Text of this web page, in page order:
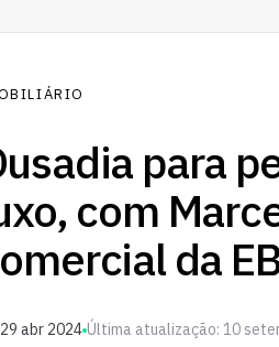
para
com
da
29 abr 2024 Última atualização: 10